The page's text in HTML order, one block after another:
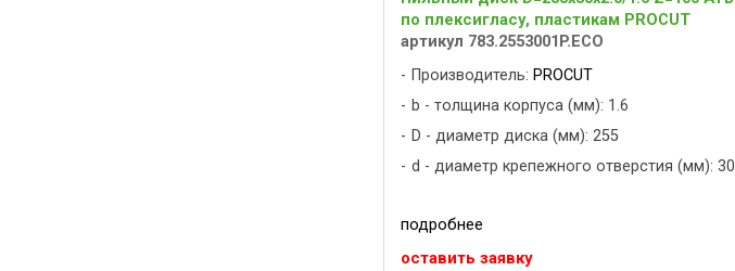
по плексигласу, пластикам PROCUT
артикул 783.2553001P.ECO
Производитель: PROCUT
b - толщина корпуса (мм): 1.6
D - диаметр диска (мм): 255
d - диаметр крепежного отверстия (мм): 30
подробнее
оставить заявку